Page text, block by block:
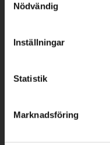
Nödvändig
Inställningar
Statistik
Marknadsföring
Exklusiva